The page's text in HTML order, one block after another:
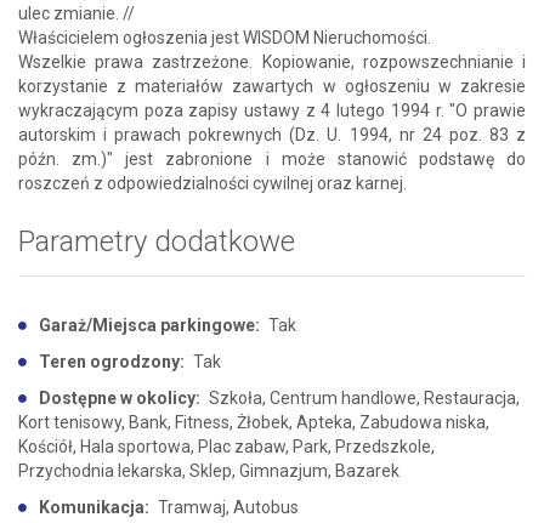
ulec zmianie. //
Właścicielem ogłoszenia jest WISDOM Nieruchomości.
Wszelkie prawa zastrzeżone. Kopiowanie, rozpowszechnianie i
korzystanie z materiałów zawartych w ogłoszeniu w zakresie
wykraczającym poza zapisy ustawy z 4 lutego 1994 r. "O prawie
autorskim i prawach pokrewnych (Dz. U. 1994, nr 24 poz. 83 z
późn. zm.)" jest zabronione i może stanowić podstawę do
roszczeń z odpowiedzialności cywilnej oraz karnej.
Parametry dodatkowe
Garaż/Miejsca parkingowe: Tak
Teren ogrodzony: Tak
Dostępne w okolicy: Szkoła, Centrum handlowe, Restauracja,
Kort tenisowy, Bank, Fitness, Żłobek, Apteka, Zabudowa niska,
Kościół, Hala sportowa, Plac zabaw, Park, Przedszkole,
Przychodnia lekarska, Sklep, Gimnazjum, Bazarek
Komunikacja: Tramwaj, Autobus